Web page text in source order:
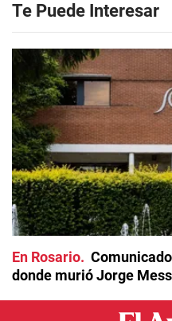
Te Puede Interesar
En Rosario
donde murió Jorge